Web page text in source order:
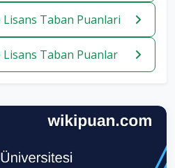
Lisans Taban Puanlari
Lisans Taban Puanlar